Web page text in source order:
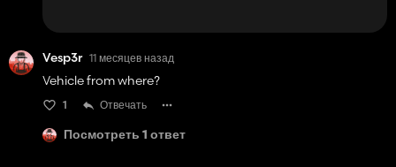
Vesp3r 11 месяцев назад
Vehicle from where?
1 Отвечать
Посмотреть 1 ответ